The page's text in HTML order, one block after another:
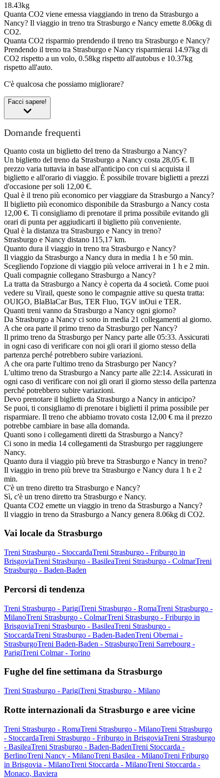
18.43kg
Quanta CO2 viene emessa viaggiando in treno da Strasburgo a
Nancy? Il viaggio in treno tra Strasburgo e Nancy emette 8.06kg di
CO2.
Quanta CO2 risparmio prendendo il treno tra Strasburgo e Nancy?
Prendendo il treno tra Strasburgo e Nancy risparmierai 14.97kg di
CO2 rispetto a un volo, 0.58kg rispetto all'autobus e 10.37kg
rispetto all'auto.
C'è qualcosa che possiamo migliorare?
Facci sapere!
Domande frequenti
Quanto costa un biglietto del treno da Strasburgo a Nancy?
Un biglietto del treno da Strasburgo a Nancy costa 28,05 €. Il
prezzo varia tuttavia in base all'anticipo con cui si acquista il
biglietto e all'orario di viaggio. È possibile trovare biglietti a prezzi
d'occasione per soli 12,00 €.
Qual è il treno più economico per viaggiare da Strasburgo a Nancy?
Il biglietto più economico disponibile da Strasburgo a Nancy costa
12,00 €. Ti consigliamo di prenotare il prima possibile evitando gli
orari di punta per aggiudicarti il biglietto più conveniente.
Qual è la distanza tra Strasburgo e Nancy in treno?
Strasburgo e Nancy distano 115,17 km.
Quanto dura il viaggio in treno tra Strasburgo e Nancy?
Il viaggio da Strasburgo a Nancy dura in media 1 h e 50 min.
Scegliendo l'opzione di viaggio più veloce arriverai in 1 h e 2 min.
Quali compagnie collegano Strasburgo a Nancy?
La tratta da Strasburgo a Nancy è coperta da 4 società. Come puoi
vedere su Virail, queste sono le compagnie attive su questa tratta:
OUIGO, BlaBlaCar Bus, TER Fluo, TGV inOui e TER.
Quanti treni vanno da Strasburgo a Nancy ogni giorno?
Da Strasburgo a Nancy ci sono in media 21 collegamenti al giorno.
A che ora parte il primo treno da Strasburgo per Nancy?
Il primo treno da Strasburgo per Nancy parte alle 05:33. Assicurati
in ogni caso di verificare con noi gli orari il giorno stesso della
partenza perché potrebbero subire variazioni.
A che ora parte l'ultimo treno da Strasburgo per Nancy?
L'ultimo treno da Strasburgo a Nancy parte alle 22:14. Assicurati in
ogni caso di verificare con noi gli orari il giorno stesso della partenza
perché potrebbero subire variazioni.
Devo prenotare il biglietto da Strasburgo a Nancy in anticipo?
Se puoi, ti consigliamo di prenotare i biglietti il prima possibile per
risparmiare. Il treno che abbiamo trovato costa 12,00 € ma il prezzo
potrebbe cambiare in base alla domanda.
Quanti sono i collegamenti diretti da Strasburgo a Nancy?
Ci sono in media 14 collegamenti da Strasburgo per raggiungere
Nancy.
Quanto dura il viaggio più breve tra Strasburgo e Nancy in treno?
Il viaggio in treno più breve tra Strasburgo e Nancy dura 1 h e 2
min.
C'è un treno diretto tra Strasburgo e Nancy?
Sì, c'è un treno diretto tra Strasburgo e Nancy.
Quanta CO2 emette un viaggio in treno da Strasburgo a Nancy?
Il viaggio in treno da Strasburgo a Nancy genera 8.06kg di CO2.
Vai locale da Strasburgo
Treni Strasburgo - StoccardaTreni Strasburgo - Friburgo in
BrisgoviaTreni Strasburgo - BasileaTreni Strasburgo - ColmarTreni
Strasburgo - Baden-Baden
Percorsi di tendenza
Treni Strasburgo - ParigiTreni Strasburgo - RomaTreni Strasburgo -
MilanoTreni Strasburgo - ColmarTreni Strasburgo - Friburgo in
BrisgoviaTreni Strasburgo - BasileaTreni Strasburgo -
StoccardaTreni Strasburgo - Baden-BadenTreni Obernai -
StrasburgoTreni Baden-Baden - StrasburgoTreni Sarrebourg -
ParigiTreni Colmar - Torino
Fughe del fine settimana da Strasburgo
Treni Strasburgo - ParigiTreni Strasburgo - Milano
Rotte internazionali da Strasburgo e aree vicine
Treni Strasburgo - RomaTreni Strasburgo - MilanoTreni Strasburgo
- StoccardaTreni Strasburgo - Friburgo in BrisgoviaTreni Strasburgo
- BasileaTreni Strasburgo - Baden-BadenTreni Stoccarda -
BerlinoTreni Nancy - MilanoTreni Basilea - MilanoTreni Friburgo
in Brisgovia - MilanoTreni Stoccarda - MilanoTreni Stoccarda -
Monaco, Baviera